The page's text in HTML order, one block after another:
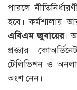
পারলে
হবে। কর্মশালায়
এবিএম জুবায়ের।
প্রজ্ঞার
টেলিভিশন ও
অংশ নেন।